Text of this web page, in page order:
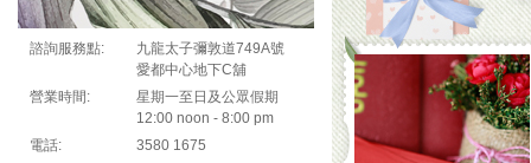
諮詢服務點:
九龍太子彌敦道749A號
愛都中心地下C舖
營業時間:
星期一至日及公眾假期
12:00 noon - 8:00 pm
電話:
3580 1675